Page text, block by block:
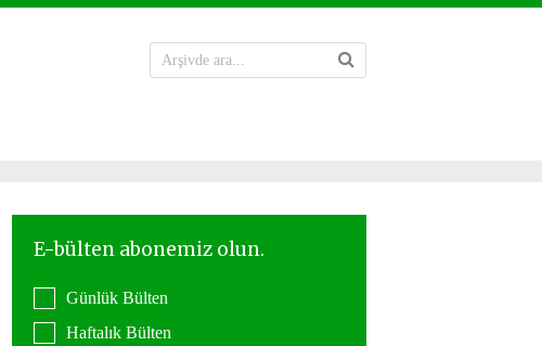
Günlük Bülten
Haftalık Bülten